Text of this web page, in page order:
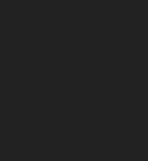
технологии связи